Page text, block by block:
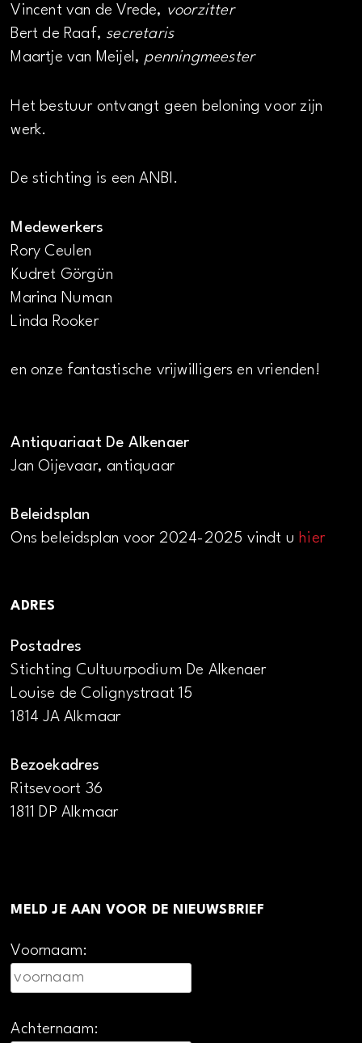
Vincent van de Vrede, voorzitter
Bert de Raaf, secretaris
Maartje van Meijel, penningmeester
Het bestuur ontvangt geen beloning voor zijn
werk.
De stichting is een ANBI.
Medewerkers
Rory Ceulen
Kudret Görgün
Marina Numan
Linda Rooker
en onze fantastische vrijwilligers en vrienden!
Antiquariaat De Alkenaer
Jan Oijevaar, antiquaar
Beleidsplan
Ons beleidsplan voor 2024-2025 vindt uhier
ADRES
Postadres
Stichting Cultuurpodium De Alkenaer
Louise de Colignystraat 15
1814 JA Alkmaar
Bezoekadres
Ritsevoort 36
1811 DP Alkmaar
MELD JE AAN VOOR DE NIEUWSBRIEF
Voornaam:
Achternaam: